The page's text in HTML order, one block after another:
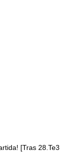
[Tras 28.Te3